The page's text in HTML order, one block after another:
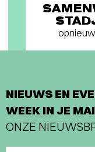
NIEUWS EN
WEEK IN JE
ONZE